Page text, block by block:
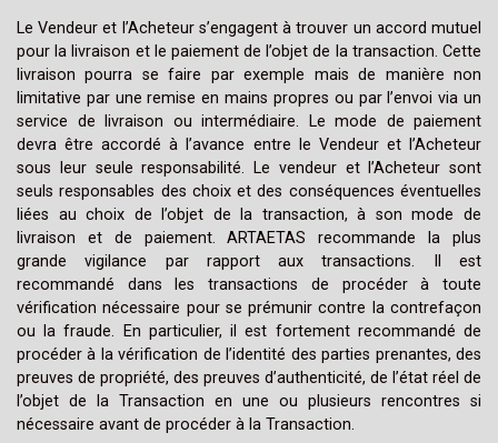
Le Vendeur et l’Acheteur s’engagent à trouver un accord mutuel
pour la livraison et le paiement de l’objet de la transaction. Cette
livraison pourra se faire par exemple mais de manière non
limitative par une remise en mains propres ou par l’envoi via un
service de livraison ou intermédiaire. Le mode de paiement
devra être accordé à l’avance entre le Vendeur et l’Acheteur
sous leur seule responsabilité. Le vendeur et l’Acheteur sont
seuls responsables des choix et des conséquences éventuelles
liées au choix de l’objet de la transaction, à son mode de
livraison et de paiement. ARTAETAS recommande la plus
grande vigilance par rapport aux transactions. Il est
recommandé dans les transactions de procéder à toute
vérification nécessaire pour se prémunir contre la contrefaçon
ou la fraude. En particulier, il est fortement recommandé de
procéder à la vérification de l’identité des parties prenantes, des
preuves de propriété, des preuves d’authenticité, de l’état réel de
l’objet de la Transaction en une ou plusieurs rencontres si
nécessaire avant de procéder à la Transaction.